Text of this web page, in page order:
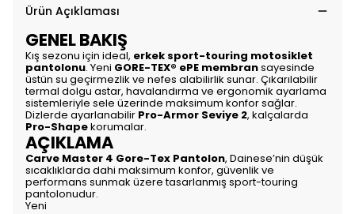
Ürün Açıklaması
GENEL BAKIŞ
Kış sezonu için ideal, erkek sport-touring motosiklet
pantolonu. Yeni GORE-TEX® ePE membransayesinde
üstün su geçirmezlik ve nefes alabilirlik sunar. Çıkarılabilir
termal dolgu astar, havalandırma ve ergonomik ayarlama
sistemleriyle sele üzerinde maksimum konfor sağlar.
Dizlerde ayarlanabilir Pro-Armor Seviye 2, kalçalarda
Pro-Shapekorumalar.
AÇIKLAMA
Carve Master 4 Gore-Tex Pantolon, Dainese’nin düşük
sıcaklıklarda dahi maksimum konfor, güvenlik ve
performans sunmak üzere tasarlanmış sport-touring
pantolonudur.
Yeni